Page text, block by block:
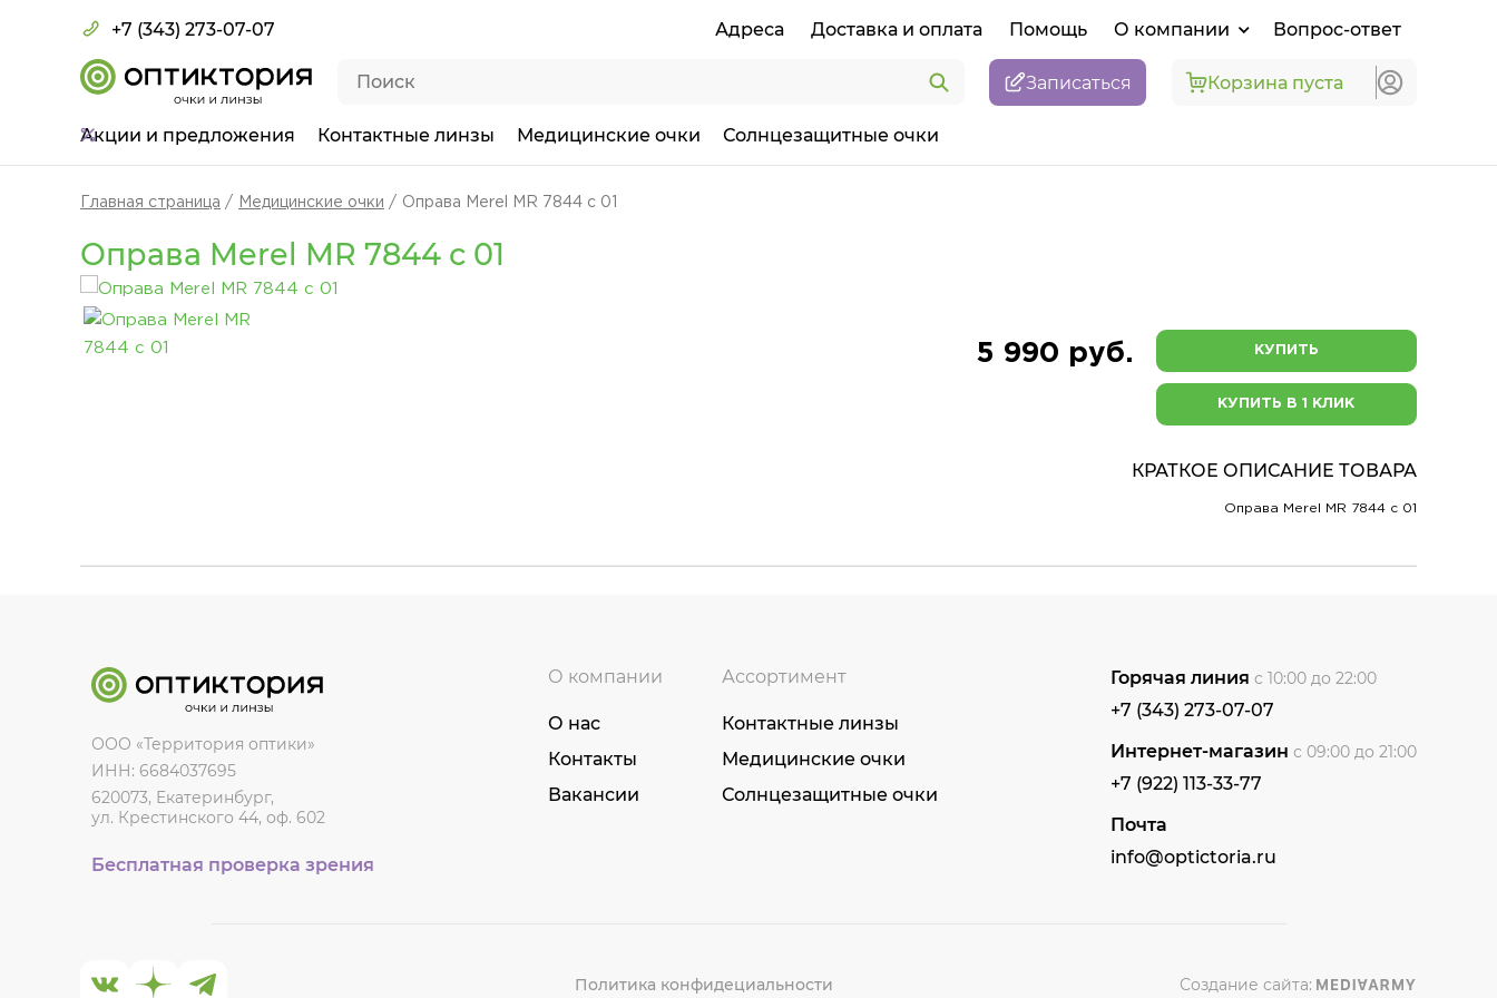
+7 (343) 273-07-07 Адреса Доставка и оплата Помощь О компании Вопрос-ответ
Записаться Корзина пуста
Акции и предложения Контактные линзы Медицинские очки Солнцезащитные очки
Главная страница Медицинские очки Оправа Merel MR 7844 с 01
Оправа Merel MR 7844 с 01
5 990 руб. КУПИТЬ
КУПИТЬ В 1 КЛИК
КРАТКОЕ ОПИСАНИЕ ТОВАРА
Оправа Merel MR 7844 с 01
ООО «Территория оптики»
ИНН: 6684037695
620073, Екатеринбург,
ул. Крестинского 44, оф. 602
Бесплатная проверка зрения
О компании
О нас
Контакты
Вакансии
Ассортимент
Контактные линзы
Медицинские очки
Солнцезащитные очки
Горячая линия с 10:00 до 22:00
+7 (343) 273-07-07
Интернет-магазин с 09:00 до 21:00
+7 (922) 113-33-77
Почта
info@optictoria.ru
Политика конфидециальности Создание сайта: